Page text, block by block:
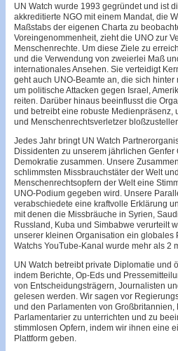
UN Watch wurde 1993 gegründet und ist
akkreditierte NGO mit einem Mandat, die
Maßstabs der eigenen Charta zu
Voreingenommenheit, zieht die UNO zur
Menschenrechte. Um diese Ziele zu
und die Verwendung von zweierlei Maß
internationales Ansehen. Sie verteidigt
geht auch UNO-Beamte an, die sich
um politische Attacken gegen Israel,
reiten. Darüber hinaus beeinflusst die
und betreibt eine robuste Medienpräsenz,
und Menschenrechtsverletzer
Jedes Jahr bringt UN Watch
Dissidenten zu unserem jährlichen Genfer
Demokratie zusammen. Unsere
schlimmsten Missbrauchstäter der Welt
Menschenrechtsopfern der Welt eine
UNO-Podium gegeben wird. Unsere
verabschiedete eine kraftvolle Erklärung
mit denen die Missbräuche in Syrien,
Russland, Kuba und Simbabwe verurteilt
unserer kleinen Organisation ein globales
Watchs YouTube-Kanal wurde mehr als 2
UN Watch betreibt private Diplomatie und
indem Berichte, Op-Eds und
von Entscheidungsträgern, Journalisten
gelesen werden. Wir sagen vor
und den Parlamenten von
Parlamentarier zu unterrichten und zu
stimmlosen Opfern, indem wir ihnen eine
Plattform geben.